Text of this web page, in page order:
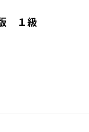
１級